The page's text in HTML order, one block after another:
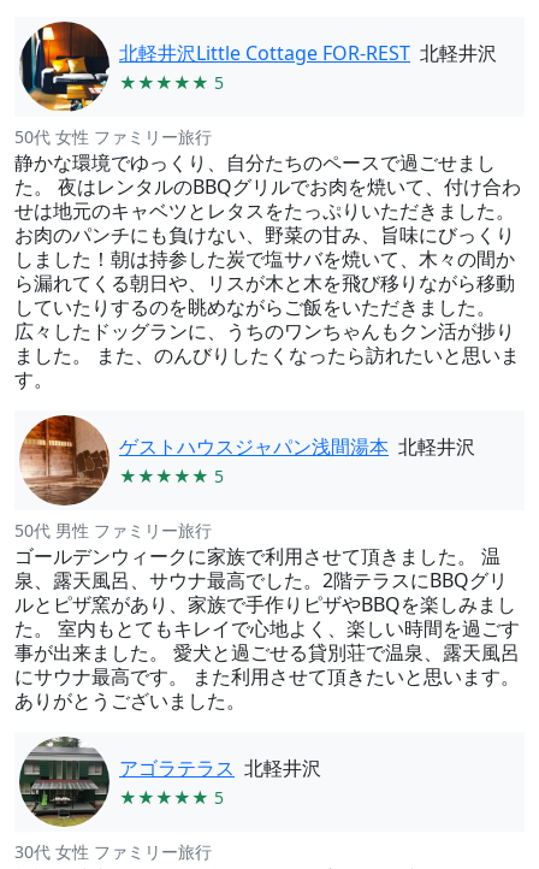
北軽井沢Little Cottage FOR-REST 北軽井沢
★★★★★ 5
50代 女性 ファミリー旅行
静かな環境でゆっくり、自分たちのペースで過ごせまし
た。 夜はレンタルのBBQグリルでお肉を焼いて、付け合わ
せは地元のキャベツとレタスをたっぷりいただきました。
お肉のパンチにも負けない、野菜の甘み、旨味にびっくり
しました！朝は持参した炭で塩サバを焼いて、木々の間か
ら漏れてくる朝日や、リスが木と木を飛び移りながら移動
していたりするのを眺めながらご飯をいただきました。
広々したドッグランに、うちのワンちゃんもクン活が捗り
ました。 また、のんびりしたくなったら訪れたいと思いま
す。
ゲストハウスジャパン浅間湯本 北軽井沢
★★★★★ 5
50代 男性 ファミリー旅行
ゴールデンウィークに家族で利用させて頂きました。 温
泉、露天風呂、サウナ最高でした。2階テラスにBBQグリ
ルとピザ窯があり、家族で手作りピザやBBQを楽しみまし
た。 室内もとてもキレイで心地よく、楽しい時間を過ごす
事が出来ました。 愛犬と過ごせる貸別荘で温泉、露天風呂
にサウナ最高です。 また利用させて頂きたいと思います。
ありがとうございました。
アゴラテラス 北軽井沢
★★★★★ 5
30代 女性 ファミリー旅行